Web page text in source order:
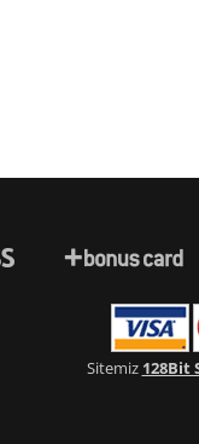
Sitemiz 128Bit